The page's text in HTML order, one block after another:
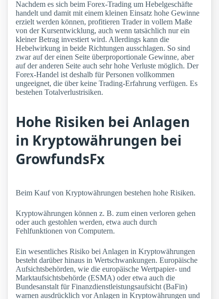
Nachdem es sich beim Forex-Trading um Hebelgeschäfte
handelt und damit mit einem kleinen Einsatz hohe Gewinne
erzielt werden können, profitieren Trader in vollem Maße
von der Kursentwicklung, auch wenn tatsächlich nur ein
kleiner Betrag investiert wird. Allerdings kann die
Hebelwirkung in beide Richtungen ausschlagen. So sind
zwar auf der einen Seite überproportionale Gewinne, aber
auf der anderen Seite auch sehr hohe Verluste möglich. Der
Forex-Handel ist deshalb für Personen vollkommen
ungeeignet, die über keine Trading-Erfahrung verfügen. Es
bestehen Totalverlustrisiken.
Hohe Risiken bei Anlagen
in Kryptowährungen bei
GrowfundsFx
Beim Kauf von Kryptowährungen bestehen hohe Risiken.
Kryptowährungen können z. B. zum einen verloren gehen
oder auch gestohlen werden, etwa auch durch
Fehlfunktionen von Computern.
Ein wesentliches Risiko bei Anlagen in Kryptowährungen
besteht darüber hinaus in Wertschwankungen. Europäische
Aufsichtsbehörden, wie die europäische Wertpapier- und
Marktaufsichtsbehörde (ESMA) oder etwa auch die
Bundesanstalt für Finanzdienstleistungsaufsicht (BaFin)
warnen ausdrücklich vor Anlagen in Kryptowährungen und